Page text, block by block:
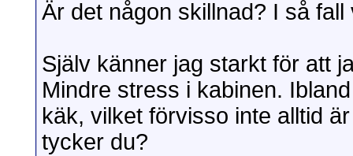
Är det någon skillnad? I så fall
Själv känner jag starkt för att
Mindre stress i kabinen.
käk, vilket förvisso inte alltid
tycker du?